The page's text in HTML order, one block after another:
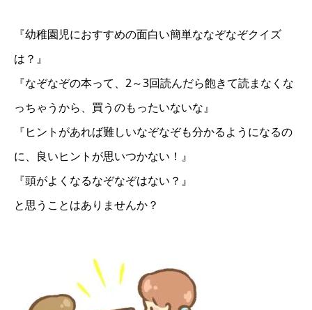
『幼稚園児におすすめの面白い簡単ななぞなぞクイズ
は？』
『なぞなぞの本って、2～3回読んだら飽きて読まなくな
っちゃうから、買うのもったいないな』
『ヒントがあれば難しいなぞなぞも分かるようになるの
に、良いヒントが思いつかない！』
『頭がよくなるなぞなぞはない？』
と思うことはありませんか？